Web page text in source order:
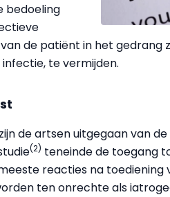
bedoeling
de patiënt in het gedrang
te vermijden.
de artsen uitgegaan van
(2) teneinde de toegang
reacties na toediening
ten onrechte als